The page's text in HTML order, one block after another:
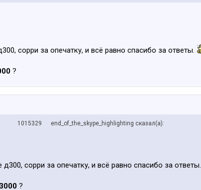
сорри за опечатку, и всё равно спасибо за ответы.
?
1015329 end_of_the_skype_highlighting сказал(а):
д300, сорри за опечатку, и всё равно спасибо за ответы.
?